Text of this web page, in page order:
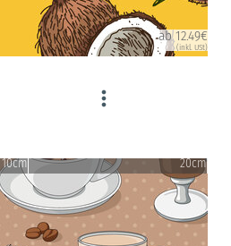
ab 12.49€
(inkl. USt)
10cm 20cm